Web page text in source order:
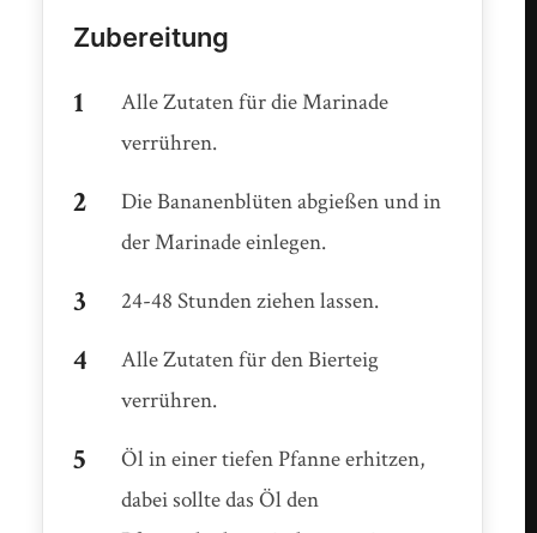
Zubereitung
Alle Zutaten für die Marinade
verrühren.
Die Bananenblüten abgießen und in
der Marinade einlegen.
24-48 Stunden ziehen lassen.
Alle Zutaten für den Bierteig
verrühren.
Öl in einer tiefen Pfanne erhitzen,
dabei sollte das Öl den